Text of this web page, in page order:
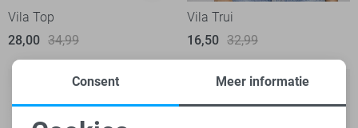
Vila Top
28,00 34,99
Vila Trui
16,50 32,99
Consent Meer informatie